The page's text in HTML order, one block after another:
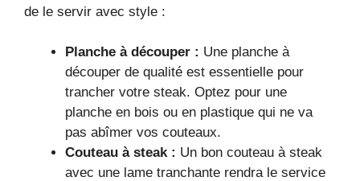
de le servir avec style :
Planche à découper : Une planche à
découper de qualité est essentielle pour
trancher votre steak. Optez pour une
planche en bois ou en plastique qui ne va
pas abîmer vos couteaux.
Couteau à steak : Un bon couteau à steak
avec une lame tranchante rendra le service